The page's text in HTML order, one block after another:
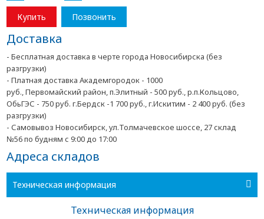
Купить Позвонить
Доставка
- Бесплатная доставка в черте города Новосибирска (без
разгрузки)
- Платная доставка Академгородок - 1000
руб., Первомайский район, п.Элитный - 500 руб., р.п.Кольцово,
ОбьГЭС - 750 руб. г.Бердск -1 700 руб., г.Искитим - 2 400 руб. (без
разгрузки)
- Самовывоз Новосибирск, ул.Толмачевское шоссе, 27 склад
№56 по будням с 9:00 до 17:00
Адреса складов
Техническая информация
Техническая информация